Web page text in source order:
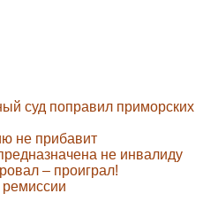
суд поправил приморских
не прибавит
не инвалиду
– проиграл!